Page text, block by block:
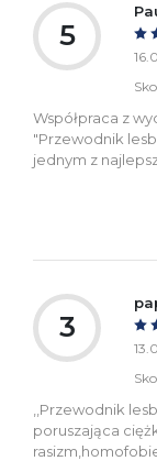
5
Współpraca z
"Przewodnik
jednym z
3
,,Przewodnik
poruszająca